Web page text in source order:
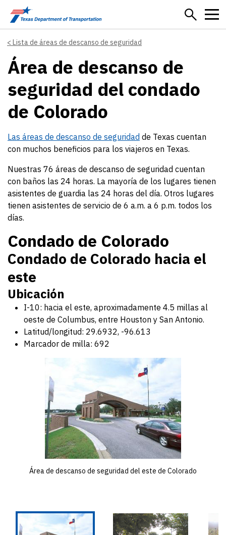
Skip to main content
Lista de áreas de descanso de seguridad
Área de descanso de
seguridad del condado
de Colorado
Las áreas de descanso de seguridad de Texas cuentan
con muchos beneficios para los viajeros en Texas.
Nuestras 76 áreas de descanso de seguridad cuentan
con baños las 24 horas. La mayoría de los lugares tienen
asistentes de guardia las 24 horas del día. Otros lugares
tienen asistentes de servicio de 6 a.m. a 6 p.m. todos los
días.
Condado de Colorado
Condado de Colorado hacia el
este
Ubicación
I-10: hacia el este, aproximadamente 4.5 millas al
oeste de Columbus, entre Houston y San Antonio.
Latitud/longitud: 29.6932, -96.613
Marcador de milla: 692
Área de descanso de seguridad del este de Colorado